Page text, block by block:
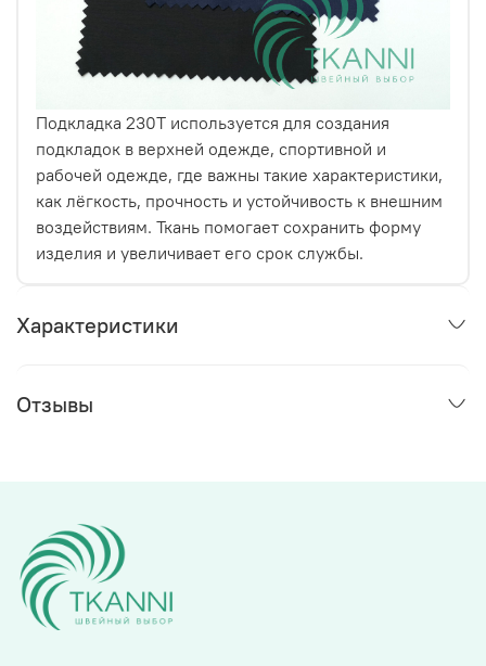
Подкладка 230T используется для создания
подкладок в верхней одежде, спортивной и
рабочей одежде, где важны такие характеристики,
как лёгкость, прочность и устойчивость к внешним
воздействиям. Ткань помогает сохранить форму
изделия и увеличивает его срок службы.
Характеристики
Отзывы